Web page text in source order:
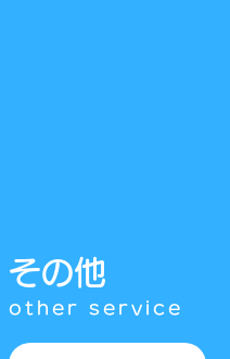
その他